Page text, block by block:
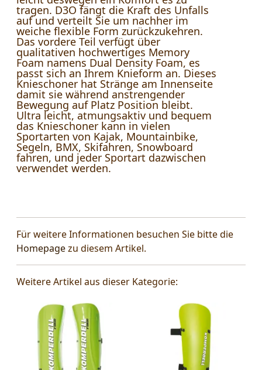
tragen. D3O fängt die Kraft des Unfalls
auf und verteilt Sie um nachher im
weiche flexible Form zurückzukehren.
Das vordere Teil verfügt über
qualitativen hochwertiges Memory
Foam namens Dual Density Foam, es
passt sich an Ihrem Knieform an. Dieses
Knieschoner hat Stränge am Innenseite
damit sie während anstrengender
Bewegung auf Platz Position bleibt.
Ultra leicht, atmungsaktiv und bequem
das Knieschoner kann in vielen
Sportarten von Kajak, Mountainbike,
Segeln, BMX, Skifahren, Snowboard
fahren, und jeder Sportart dazwischen
verwendet werden.
Für weitere Informationen besuchen Sie bitte die
Homepagezu diesem Artikel.
Weitere Artikel aus dieser Kategorie: